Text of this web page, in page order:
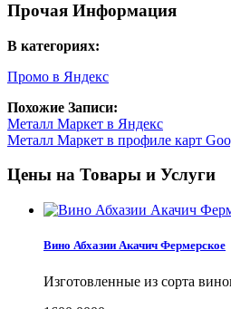
Прочая Информация
В категориях:
Промо в Яндекс
Похожие Записи:
Металл Маркет в Яндекс
Металл Маркет в профиле карт
Цены на Товары и Услуги
Вино Абхазии Акачич Фермерское
Изготовленные из сорта